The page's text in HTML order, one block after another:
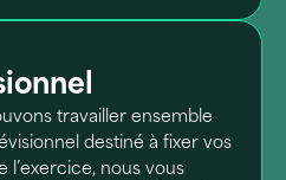
travailler ensemble
destiné à fixer vos
l’exercice, nous vous